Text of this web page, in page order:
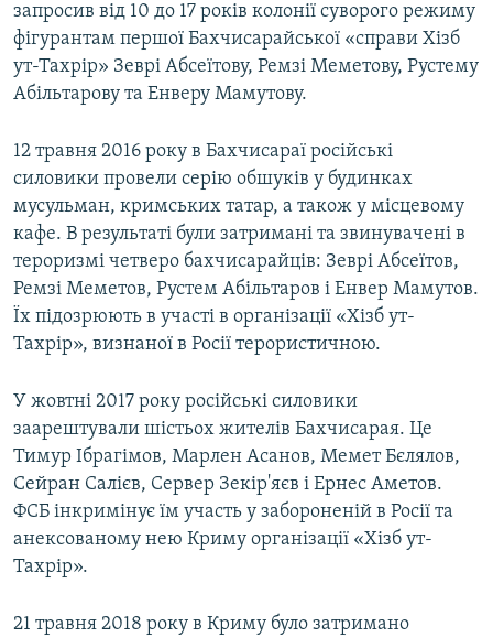
запросив від 10 до 17 років колонії суворого режиму
фігурантам першої Бахчисарайської «справи Хізб
ут-Тахрір» Зеврі Абсеїтову, Ремзі Меметову, Рустему
Абільтарову та Енверу Мамутову.
12 травня 2016 року в Бахчисараї російські
силовики провели серію обшуків у будинках
мусульман, кримських татар, а також у місцевому
кафе. В результаті були затримані та звинувачені в
тероризмі четверо бахчисарайців: Зеврі Абсеїтов,
Ремзі Меметов, Рустем Абільтаров і Енвер Мамутов.
Їх підозрюють в участі в організації «Хізб ут-
Тахрір», визнаної в Росії терористичною.
У жовтні 2017 року російські силовики
заарештували шістьох жителів Бахчисарая. Це
Тимур Ібрагімов, Марлен Асанов, Мемет Бєлялов,
Сейран Салієв, Сервер Зекір'яєв і Ернес Аметов.
ФСБ інкримінує їм участь у забороненій в Росії та
анексованому нею Криму організації «Хізб ут-
Тахрір».
21 травня 2018 року в Криму було затримано